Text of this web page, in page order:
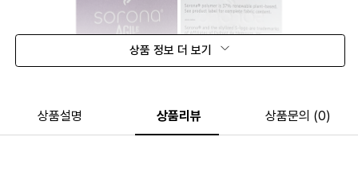
상품 정보 더 보기
상품설명 상품리뷰 상품문의 (0)